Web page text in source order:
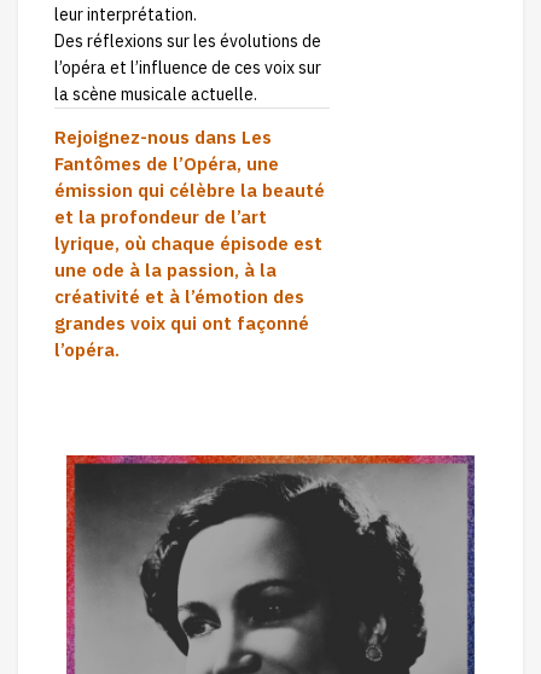
leur interprétation.
Des réflexions sur les évolutions de
l’opéra et l’influence de ces voix sur
la scène musicale actuelle.
Rejoignez-nous dans Les
Fantômes de l’Opéra, une
émission qui célèbre la beauté
et la profondeur de l’art
lyrique, où chaque épisode est
une ode à la passion, à la
créativité et à l’émotion des
grandes voix qui ont façonné
l’opéra.